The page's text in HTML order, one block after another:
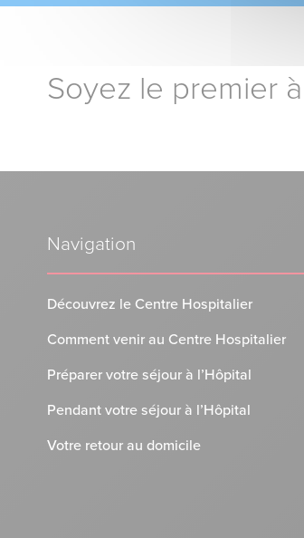
Soyez le premier
Navigation
Découvrez le Centre Hospitalier
Comment venir au Centre Hospitalier
Préparer votre séjour à l’Hôpital
Pendant votre séjour à l’Hôpital
Votre retour au domicile